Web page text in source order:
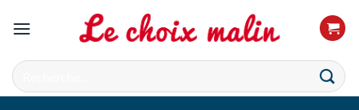
Recherche
pour :